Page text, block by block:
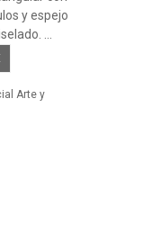
y espejo
...
Arte y